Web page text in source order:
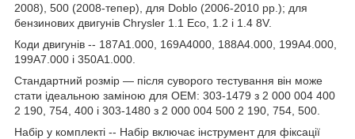
2008), 500 (2008-тепер), для Doblo (2006-2010 рр.); для
бензинових двигунів Chrysler 1.1 Eco, 1.2 і 1.4 8V.
Коди двигунів -- 187A1.000, 169A4000, 188A4.000, 199A4.000,
199A7.000 і 350A1.000.
Стандартний розмір — після суворого тестування він може
стати ідеальною заміною для OEM: 303-1479 з 2 000 004 400
2 190, 754, 400 і 303-1480 з 2 000 004 500 2 190, 754, 500.
Набір у комплекті -- Набір включає інструмент для фіксації